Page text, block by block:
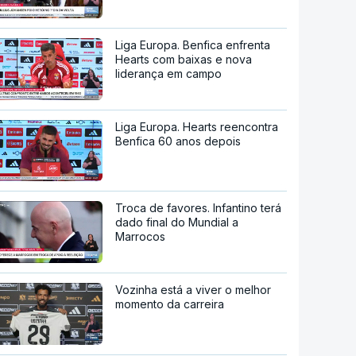
Liga Europa. Benfica enfrenta
Hearts com baixas e nova
liderança em campo
Liga Europa. Hearts reencontra
Benfica 60 anos depois
Troca de favores. Infantino terá
dado final do Mundial a
Marrocos
Vozinha está a viver o melhor
momento da carreira